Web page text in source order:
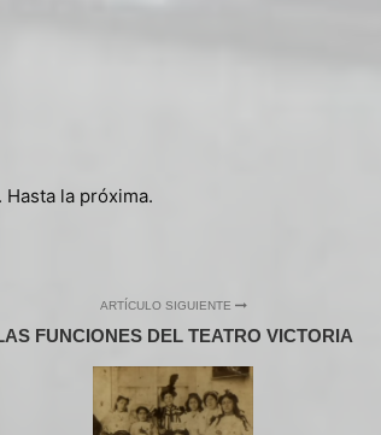
la próxima.
ARTÍCULO SIGUIENTE
FUNCIONES DEL TEATRO VICTORIA